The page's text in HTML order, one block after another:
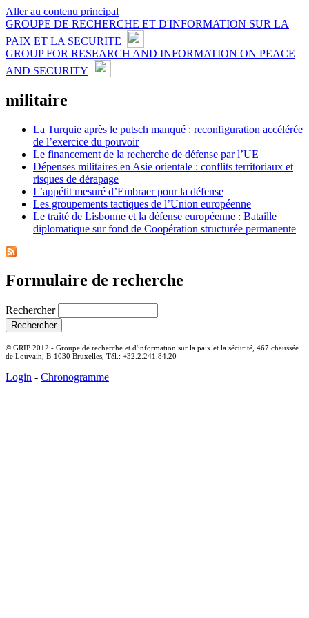
Aller au contenu principal
GROUPE DE RECHERCHE ET D'INFORMATION SUR LA
PAIX ET LA SECURITE
GROUP FOR RESEARCH AND INFORMATION ON PEACE
AND SECURITY
militaire
La Turquie après le putsch manqué : reconfiguration accélérée
de l’exercice du pouvoir
Le financement de la recherche de défense par l’UE
Dépenses militaires en Asie orientale : conflits territoriaux et
risques de dérapage
L’appétit mesuré d’Embraer pour la défense
Les groupements tactiques de l’Union européenne
Le traité de Lisbonne et la défense européenne : Bataille
diplomatique sur fond de Coopération structurée permanente
Formulaire de recherche
Rechercher
© GRIP 2012 - Groupe de recherche et d'information sur la paix et la sécurité, 467 chaussée
de Louvain, B-1030 Bruxelles, Tél.: +32.2.241.84.20
Login - Chronogramme